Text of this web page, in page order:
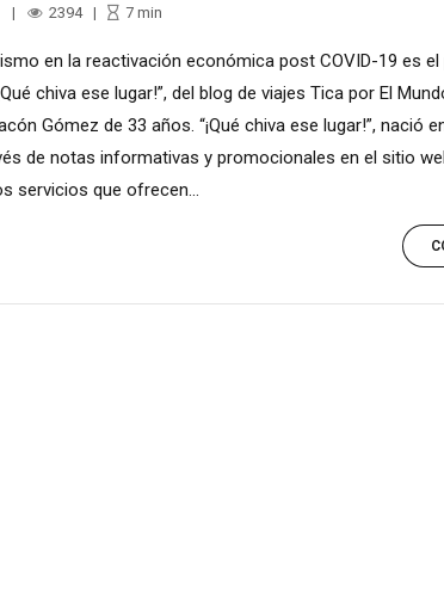
2394 7 min
en la reactivación económica post COVID-19 es
chiva ese lugar!”, del blog de viajes Tica por El
Gómez de 33 años. “¡Qué chiva ese lugar!”, nació
de notas informativas y promocionales en el sitio
servicios que ofrecen...